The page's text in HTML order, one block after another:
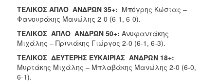
ΤΕΛΙΚΟΣ ΑΠΛΟ ΑΝΔΡΩΝ 35+: Μπόγρης Κώστας –
Φανουράκης Μανώλης 2-0 (6-1, 6-0).
ΤΕΛΙΚΟΣ ΑΠΛΟ ΑΝΔΡΩΝ 50+: Ανυφαντάκης
Μιχάλης – Πρινιάκης Γιώργος 2-0 (6-1, 6-3).
ΤΕΛΙΚΟΣ ΔΕΥΤΕΡΗΣ ΕΥΚΑΙΡΙΑΣ ΑΝΔΡΩΝ 18+:
Μυρτάκης Μιχάλης – Μπλαβάκης Μανώλης 2-0 (6-0,
6-1).